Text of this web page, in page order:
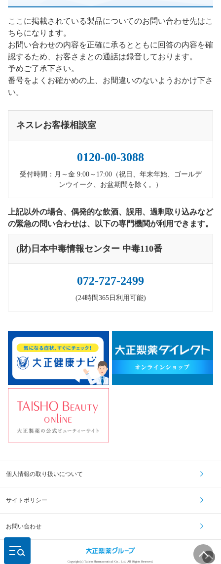
ここに掲載されている製品についてのお問い合わせ先はこ
ちらになります。
お問い合わせの内容を正確に承るとともに回答の内容を確
認するため、お客さまとの通話は録音しております。
予めご了承下さい。
番号をよくお確かめの上、お間違いのないようおかけ下さ
い。
ネスレお客様相談室
0120-00-3088
受付時間：月～金 9:00～17:00（祝日、年末年始、ゴールデ
ンウイーク、お盆期間を除く。）
上記以外の場合、偶発的な飲酒、誤用、過剰取り込みなど
の緊急の問い合わせは、以下の専門機関が利用できます。
(財)日本中毒情報センター 中毒110番
072-727-2499
(24時間365日利用可能)
個人情報の取り扱いについて
サイトポリシー
お問い合わせ
Copyright(c) Taisho Pharmaceutical Co., Ltd. All Rights Reserved.